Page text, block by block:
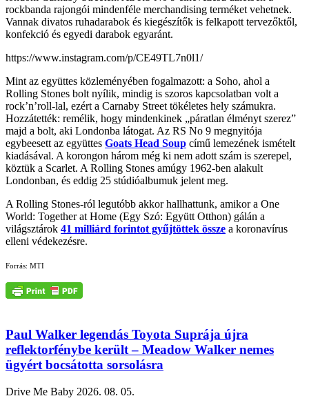
rockbanda rajongói mindenféle merchandising terméket vehetnek.
Vannak divatos ruhadarabok és kiegészítők is felkapott tervezőktől,
konfekció és egyedi darabok egyaránt.
https://www.instagram.com/p/CE49TL7n0l1/
Mint az együttes közleményében fogalmazott: a Soho, ahol a
Rolling Stones bolt nyílik, mindig is szoros kapcsolatban volt a
rock’n’roll-lal, ezért a Carnaby Street tökéletes hely számukra.
Hozzátették: remélik, hogy mindenkinek „páratlan élményt szerez”
majd a bolt, aki Londonba látogat. Az RS No 9 megnyitója
egybeesett az együttes Goats Head Soup című lemezének ismételt
kiadásával. A korongon három még ki nem adott szám is szerepel,
köztük a Scarlet. A Rolling Stones amúgy 1962-ben alakult
Londonban, és eddig 25 stúdióalbumuk jelent meg.
A Rolling Stones-ról legutóbb akkor hallhattunk, amikor a One
World: Together at Home (Egy Szó: Együtt Otthon) gálán a
világsztárok 41 milliárd forintot gyűjtöttek össze a koronavírus
elleni védekezésre.
Forrás: MTI
Paul Walker legendás Toyota Suprája újra
reflektorfénybe került – Meadow Walker nemes
ügyért bocsátotta sorsolásra
Drive Me Baby 2026. 08. 05.